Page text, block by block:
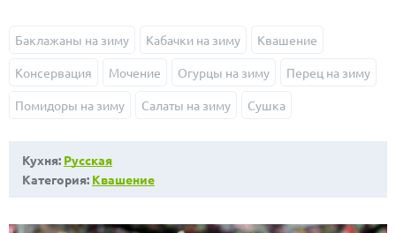
Баклажаны на зиму Кабачки на зиму Квашение
Консервация Мочение Огурцы на зиму Перец на зиму
Помидоры на зиму Салаты на зиму Сушка
Кухня: Русская
Категория: Квашение